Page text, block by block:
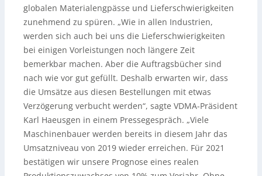
globalen Materialengpässe und Lieferschwierigkeiten
zunehmend zu spüren. „Wie in allen Industrien,
werden sich auch bei uns die Lieferschwierigkeiten
bei einigen Vorleistungen noch längere Zeit
bemerkbar machen. Aber die Auftragsbücher sind
nach wie vor gut gefüllt. Deshalb erwarten wir, dass
die Umsätze aus diesen Bestellungen mit etwas
Verzögerung verbucht werden“, sagte VDMA-Präsident
Karl Haeusgen in einem Pressegespräch. „Viele
Maschinenbauer werden bereits in diesem Jahr das
Umsatzniveau von 2019 wieder erreichen. Für 2021
bestätigen wir unsere Prognose eines realen